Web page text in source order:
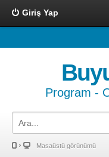
Giriş Yap
Program -
Masaüstü görünümü